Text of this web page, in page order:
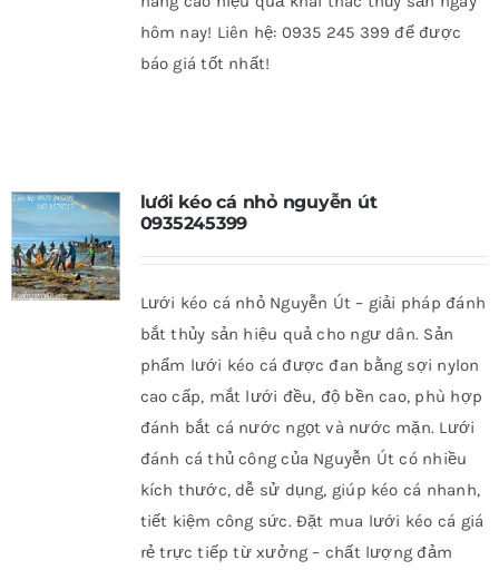
hôm nay! Liên hệ: 0935 245 399 để được
báo giá tốt nhất!
lưới kéo cá nhỏ nguyễn út
0935245399
Lưới kéo cá nhỏ Nguyễn Út – giải pháp đánh
bắt thủy sản hiệu quả cho ngư dân. Sản
phẩm lưới kéo cá được đan bằng sợi nylon
cao cấp, mắt lưới đều, độ bền cao, phù hợp
đánh bắt cá nước ngọt và nước mặn. Lưới
đánh cá thủ công của Nguyễn Út có nhiều
kích thước, dễ sử dụng, giúp kéo cá nhanh,
tiết kiệm công sức. Đặt mua lưới kéo cá giá
rẻ trực tiếp từ xưởng – chất lượng đảm